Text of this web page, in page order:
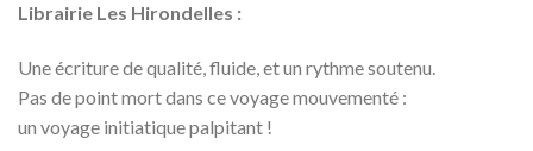
Librairie Les Hirondelles :
Une écriture de qualité, fluide, et un rythme soutenu.
Pas de point mort dans ce voyage mouvementé :
un voyage initiatique palpitant !